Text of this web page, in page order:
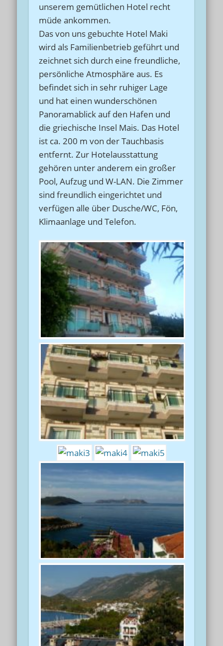
unserem gemütlichen Hotel recht
müde ankommen.
Das von uns gebuchte Hotel Maki
wird als Familienbetrieb geführt und
zeichnet sich durch eine freundliche,
persönliche Atmosphäre aus. Es
befindet sich in sehr ruhiger Lage
und hat einen wunderschönen
Panoramablick auf den Hafen und
die griechische Insel Mais. Das Hotel
ist ca. 200 m von der Tauchbasis
entfernt. Zur Hotelausstattung
gehören unter anderem ein großer
Pool, Aufzug und W-LAN. Die Zimmer
sind freundlich eingerichtet und
verfügen alle über Dusche/WC, Fön,
Klimaanlage und Telefon.